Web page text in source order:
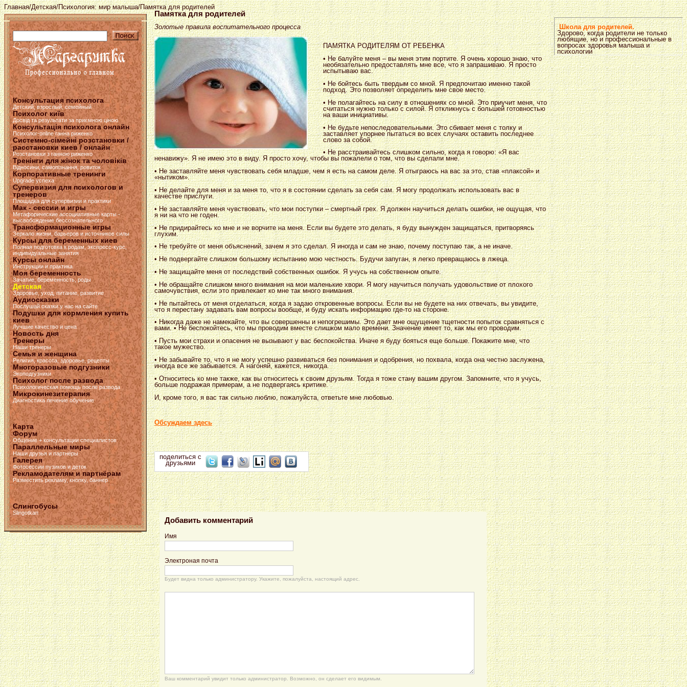
Главная/Детская/Психология: мир малыша/Памятка для родителей
Консультация психолога
Детский, взрослый, семейный
Психолог київ
Досвід та результати за приємною ціною
Консультація психолога онлайн
Психолог-online ганна риженко
Системно-сімейні розстановки /
расстановки киев / онлайн
Розстановки з ганною риженко
Тренінги для жінок та чоловіків
Відносини, самопізнання, ровиток
Корпоративные тренинги
Upgrade успеха
Супервизия для психологов и
тренеров
Площадка для супервизии и практики
Мак - сессии и игры
Метафорические ассоциативные карты -
высвобождение бессознательного
Трансформационные игры
Зеркало жизни, барьеров и источников силы
Курсы для беременных киев
Полная подготовка к родам, экспресс-курс,
индивидуальные занятия
Курсы онлайн
Инструкции и практика
Моя беременность
Зачатие, беременность, роды
Детская
Здоровье, уход, питание, развитие
Аудиосказки
Послушай сказки у нас на сайте
Подушки для кормления купить
киев
Лучшие качество и цена
Новость дня
Тренеры
Наши тренеры
Семья и женщина
Религия, красота, здоровье, рецепты
Многоразовые подгузники
Экоподгузники
Психолог после развода
Психологическая помощь после развода
Микрокинезитерапия
Диагностика лечение обучение
Карта
Форум
Общение + консультации специалистов
Параллельные миры
Наши друзья и партнёры
Галерея
Фотосессии пузиков и деток
Рекламодателям и партнёрам
Разместить рекламу, кнопку, баннер
Слингобусы
Slingotkan
Памятка для родителей
Золотые правила воспитательного процесса
ПАМЯТКА РОДИТЕЛЯМ ОТ РЕБЕНКА
• Не балуйте меня – вы меня этим портите. Я очень хорошо знаю, что
необязательно предоставлять мне все, что я запрашиваю. Я просто
испытываю вас.
• Не бойтесь быть твердым со мной. Я предпочитаю именно такой
подход. Это позволяет определить мне свое место.
• Не полагайтесь на силу в отношениях со мной. Это приучит меня, что
считаться нужно только с силой. Я откликнусь с большей готовностью
на ваши инициативы.
• Не будьте непоследовательными. Это сбивает меня с толку и
заставляет упорнее пытаться во всех случаях оставить последнее
слово за собой.
• Не расстраивайтесь слишком сильно, когда я говорю: «Я вас
ненавижу». Я не имею это в виду. Я просто хочу, чтобы вы пожалели о том, что вы сделали мне.
• Не заставляйте меня чувствовать себя младше, чем я есть на самом деле. Я отыграюсь на вас за это, став «плаксой» и
«нытиком».
• Не делайте для меня и за меня то, что я в состоянии сделать за себя сам. Я могу продолжать использовать вас в
качестве прислуги.
• Не заставляйте меня чувствовать, что мои поступки – смертный грех. Я должен научиться делать ошибки, не ощущая, что
я ни на что не годен.
• Не придирайтесь ко мне и не ворчите на меня. Если вы будете это делать, я буду вынужден защищаться, притворяясь
глухим.
• Не требуйте от меня объяснений, зачем я это сделал. Я иногда и сам не знаю, почему поступаю так, а не иначе.
• Не подвергайте слишком большому испытанию мою честность. Будучи запуган, я легко превращаюсь в лжеца.
• Не защищайте меня от последствий собственных ошибок. Я учусь на собственном опыте.
• Не обращайте слишком много внимания на мои маленькие хвори. Я могу научиться получать удовольствие от плохого
самочувствия, если это привлекает ко мне так много внимания.
• Не пытайтесь от меня отделаться, когда я задаю откровенные вопросы. Если вы не будете на них отвечать, вы увидите,
что я перестану задавать вам вопросы вообще, и буду искать информацию где-то на стороне.
• Никогда даже не намекайте, что вы совершенны и непогрешимы. Это дает мне ощущение тщетности попыток сравняться с
вами. • Не беспокойтесь, что мы проводим вместе слишком мало времени. Значение имеет то, как мы его проводим.
• Пусть мои страхи и опасения не вызывают у вас беспокойства. Иначе я буду бояться еще больше. Покажите мне, что
такое мужество.
• Не забывайте то, что я не могу успешно развиваться без понимания и одобрения, но похвала, когда она честно заслужена,
иногда все же забывается. А нагоняй, кажется, никогда.
• Относитесь ко мне также, как вы относитесь к своим друзьям. Тогда я тоже стану вашим другом. Запомните, что я учусь,
больше подражая примерам, а не подвергаясь критике.
И, кроме того, я вас так сильно люблю, пожалуйста, ответьте мне любовью.
Обсуждаем здесь
поделиться с
друзьями
Добавить комментарий
Имя
Электроная почта
Будет видна только администратору. Укажите, пожалуйста, настоящий адрес.
Ваш комментарий увидит только администратор. Возможно, он сделает его видимым.
Школа для родителей.
Здорово, когда родители не только
любящие, но и профессиональные в
вопросах здоровья малыша и
психологии